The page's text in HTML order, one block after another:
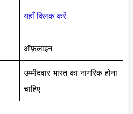
यहाँ क्लिक करें
ऑफ़लाइन
उम्मीदवार भारत का नागरिक होना
चाहिए